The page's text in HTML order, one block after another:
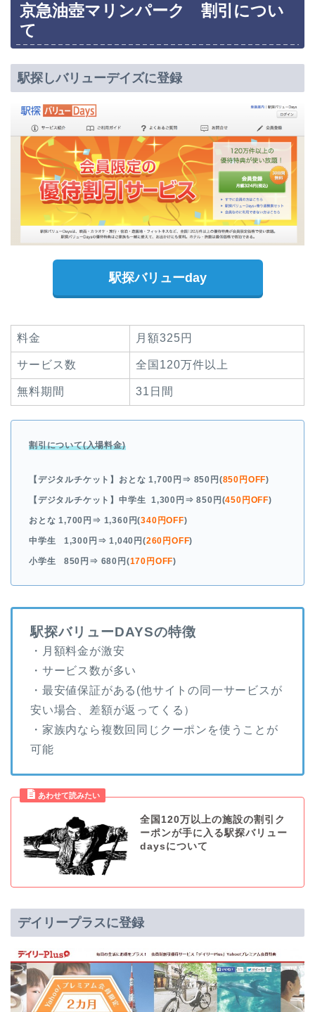
京急油壺マリンパーク 割引につい
て
駅探しバリューデイズに登録
駅探バリューday
料金 月額325円
サービス数 全国120万件以上
無料期間 31日間
割引について(入場料金)
【デジタルチケット】おとな1,700円 ⇒ 850円(850円OFF)
【デジタルチケット】中学生1,300円 ⇒ 850円(450円OFF)
おとな1,700円 ⇒ 1,360円(340円OFF)
中学生 1,300円 ⇒ 1,040円(260円OFF)
小学生 850円 ⇒ 680円(170円OFF)
駅探バリューDAYSの特徴
・月額料金が激安
・サービス数が多い
・最安値保証がある(他サイトの同一サービスが
安い場合、差額が返ってくる）
・家族内なら複数回同じクーポンを使うことが
可能
全国120万以上の施設の割引ク
ーポンが手に入る駅探バリュー
daysについて
デイリープラスに登録